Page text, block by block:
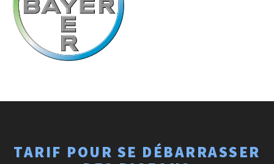
TARIF POUR SE DÉBARRASSER